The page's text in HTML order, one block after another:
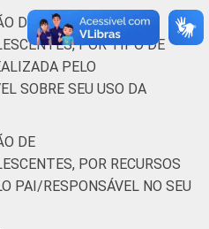
DE
POR TIPO DE
PELO
SOBRE SEU USO DA
DE
POR RECURSOS
PAI/RESPONSÁVEL NO SEU